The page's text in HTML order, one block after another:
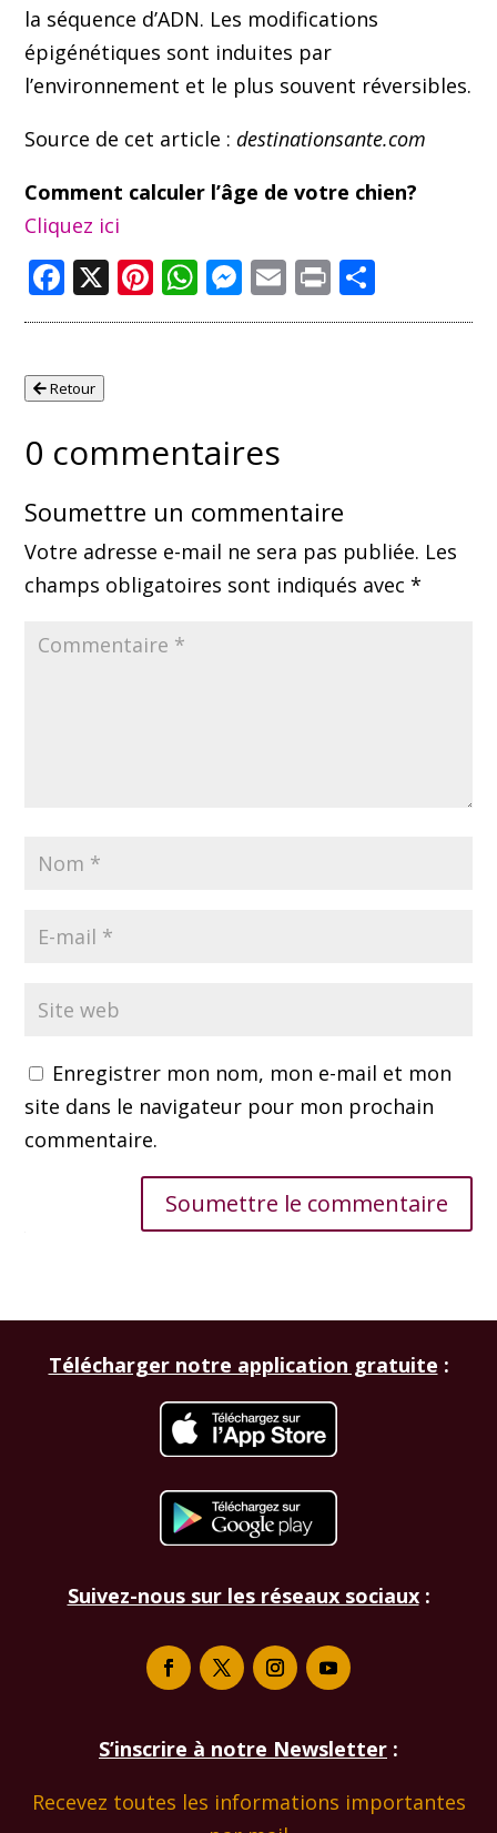
la séquence d’ADN. Les modifications
épigénétiques sont induites par
l’environnement et le plus souvent réversibles.
Source de cet article :destinationsante.com
Comment calculer l’âge de votre chien?
Cliquez ici
Facebook
X Pinterest
WhatsApp
Messenger
Email
Print
Retour
0 commentaires
Soumettre un commentaire
Votre adresse e-mail ne sera pas publiée. Les
champs obligatoires sont indiqués avec*
Enregistrer mon nom, mon e-mail et mon
site dans le navigateur pour mon prochain
commentaire.
Soumettre le commentaire
Télécharger notre application gratuite :
Suivez-nous sur les réseaux sociaux:
S’inscrire à notre Newsletter :
Recevez toutes les informations importantes